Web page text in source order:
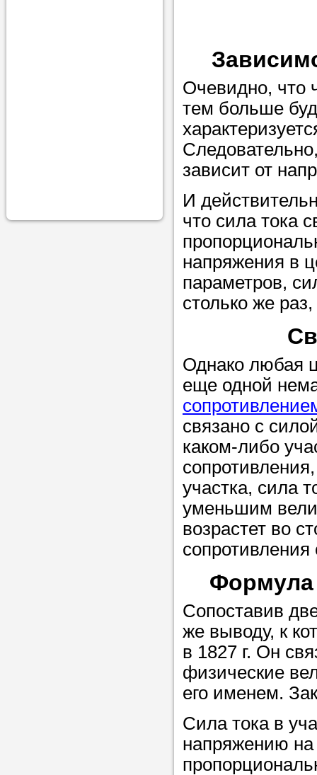
Больше не
голову, к
помощью -
Nado5.ru!
Наши
помогут
советам,
репетитора
упростить
достаточно
нам, и
репетитора,
максимально
ваши
Мы
советам,
репетитора
Совет 2.
заявку на
то в поле
укажите как
Очевидно, что
тем больше
зависит от
И
что сила тока
напряжения в
параметров,
столько же
Однако любая
еще одной
связано с
каком-либо
участка, сила
уменьшим
возрастет во
Формула
Сопоставив
же выводу, к
в 1827 г. Он
физические
его именем.
Сила тока в
напряжению на